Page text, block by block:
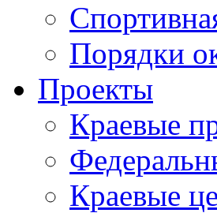
Порядки
Проекты
Краевые
Краевые